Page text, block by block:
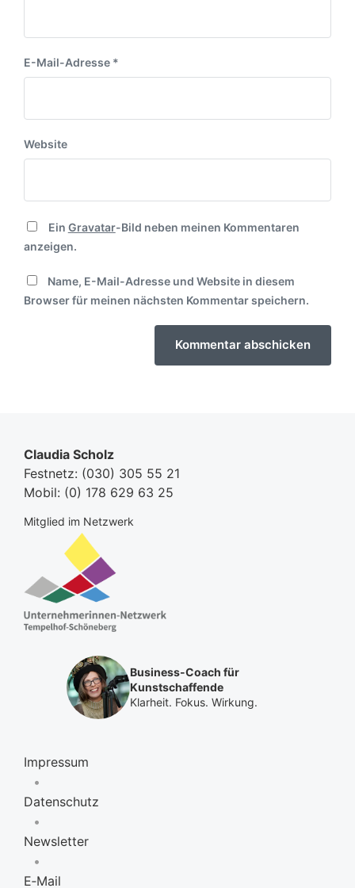
E-Mail-Adresse *
Website
Ein Gravatar-Bild neben meinen Kommentaren
anzeigen.
Name, E-Mail-Adresse und Website in diesem
Browser für meinen nächsten Kommentar speichern.
Claudia Scholz
Festnetz: (030) 305 55 21
Mobil: (0) 178 629 63 25
Mitglied im Netzwerk
Business-Coach für
Kunstschaffende
Klarheit. Fokus. Wirkung.
Impressum
•
Datenschutz
•
Newsletter
•
E‑Mail